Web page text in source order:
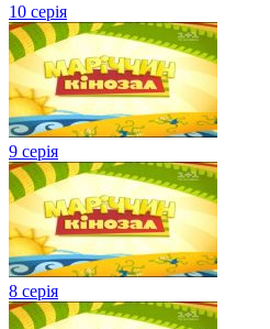
10 серія
9 серія
8 серія